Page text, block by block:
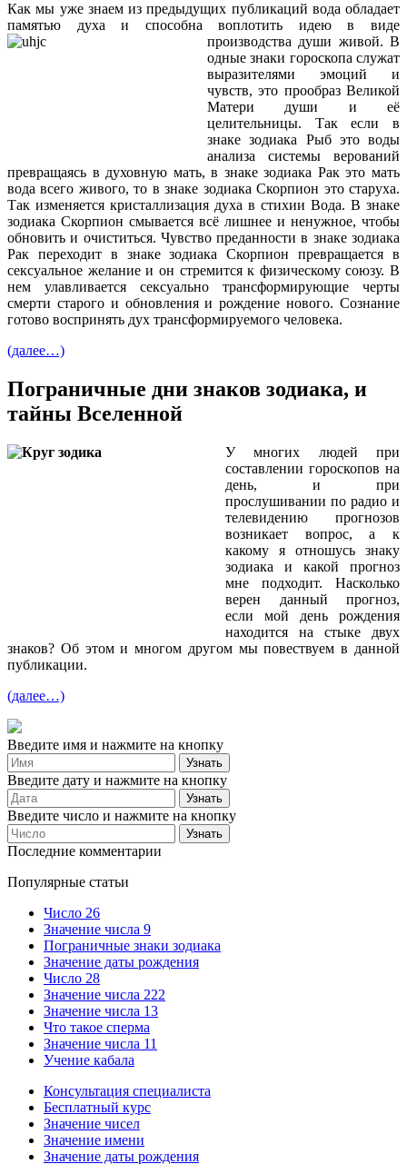
Как мы уже знаем из предыдущих публикаций вода обладает
памятью духа и способна воплотить идею в виде
производства души живой. В
одные знаки гороскопа служат
выразителями эмоций и
чувств, это прообраз Великой
Матери души и её
целительницы. Так если в
знаке зодиака Рыб это воды
анализа системы верований
превращаясь в духовную мать, в знаке зодиака Рак это мать
вода всего живого, то в знаке зодиака Скорпион это старуха.
Так изменяется кристаллизация духа в стихии Вода. В знаке
зодиака Скорпион смывается всё лишнее и ненужное, чтобы
обновить и очиститься. Чувство преданности в знаке зодиака
Рак переходит в знаке зодиака Скорпион превращается в
сексуальное желание и он стремится к физическому союзу. В
нем улавливается сексуально трансформирующие черты
смерти старого и обновления и рождение нового. Сознание
готово воспринять дух трансформируемого человека.
(далее…)
Пограничные дни знаков зодиака, и
тайны Вселенной
У многих людей при
составлении гороскопов на
день, и при
прослушивании по радио и
телевидению прогнозов
возникает вопрос, а к
какому я отношусь знаку
зодиака и какой прогноз
мне подходит. Насколько
верен данный прогноз,
если мой день рождения
находится на стыке двух
знаков? Об этом и многом другом мы повествуем в данной
публикации.
(далее…)
Введите имя и нажмите на кнопку
Введите дату и нажмите на кнопку
Введите число и нажмите на кнопку
Последние комментарии
Популярные статьи
Число 26
Значение числа 9
Пограничные знаки зодиака
Значение даты рождения
Число 28
Значение числа 222
Значение числа 13
Что такое сперма
Значение числа 11
Учение кабала
Консультация специалиста
Бесплатный курс
Значение чисел
Значение имени
Значение даты рождения